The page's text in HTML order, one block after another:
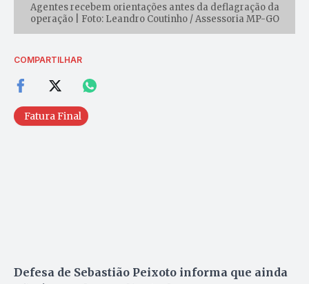
Agentes recebem orientações antes da deflagração da
operação | Foto: Leandro Coutinho / Assessoria MP-GO
COMPARTILHAR
Fatura Final
Defesa de Sebastião Peixoto informa que ainda